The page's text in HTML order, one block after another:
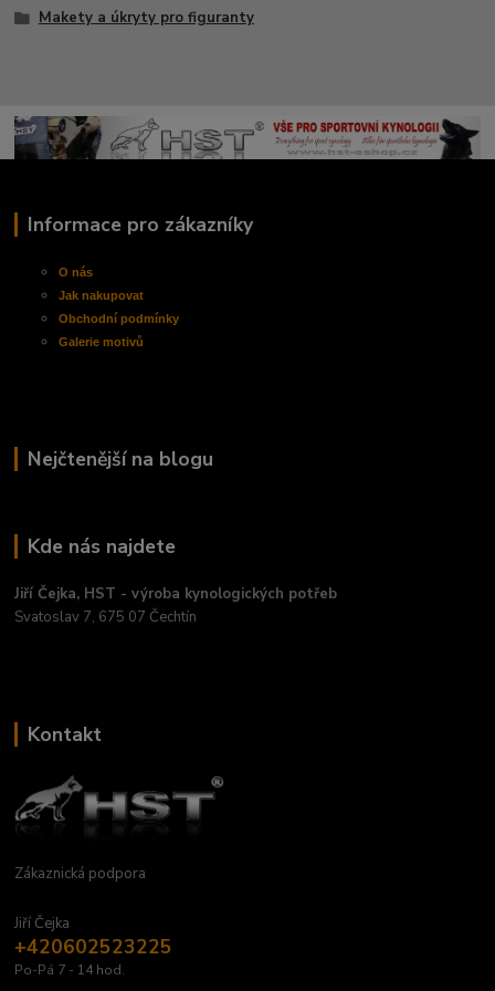
Makety a úkryty pro figuranty
Informace pro zákazníky
O nás
Jak nakupovat
Obchodnípodmínky
Galerie motivů
Nejčtenější na blogu
Kde nás najdete
Jiří Čejka, HST - výroba kynologických potřeb
Svatoslav 7, 675 07 Čechtín
Kontakt
Zákaznická podpora
Jiří Čejka
+420602523225
Po-Pá 7 - 14 hod.